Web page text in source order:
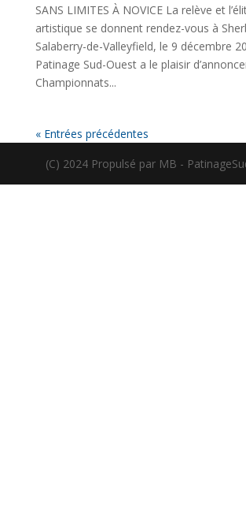
SANS LIMITES À NOVICE La relève et
artistique se donnent rendez-vous à
Salaberry-de-Valleyfield, le 9 décembre
Patinage Sud-Ouest a le plaisir
Championnats...
« Entrées précédentes
(C) 2024 Propulsé par MB -